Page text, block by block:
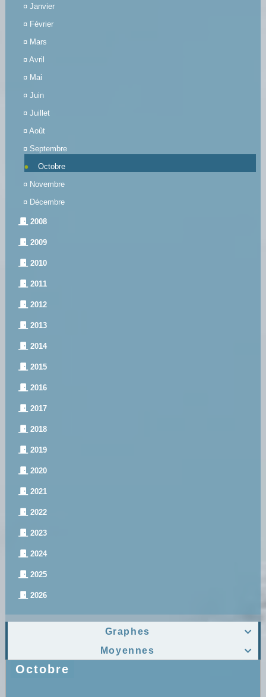
¤ Janvier
¤ Février
¤ Mars
¤ Avril
¤ Mai
¤ Juin
¤ Juillet
¤ Août
¤ Septembre
Octobre
¤ Novembre
¤ Décembre
2008
2009
2010
2011
2012
2013
2014
2015
2016
2017
2018
2019
2020
2021
2022
2023
2024
2025
2026

Graphes

Moyennes
Octobre